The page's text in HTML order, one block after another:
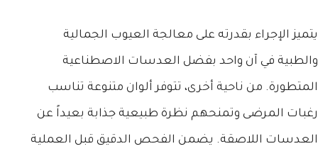
يتميز الإجراء بقدرته على معالجة العيوب الجمالية
والطبية في آن واحد بفضل العدسات الاصطناعية
المتطورة. من ناحية أخرى، تتوفر ألوان متنوعة تناسب
رغبات المرضى وتمنحهم نظرة طبيعية جذابة بعيداً عن
العدسات اللاصقة. يضمن الفحص الدقيق قبل العملية